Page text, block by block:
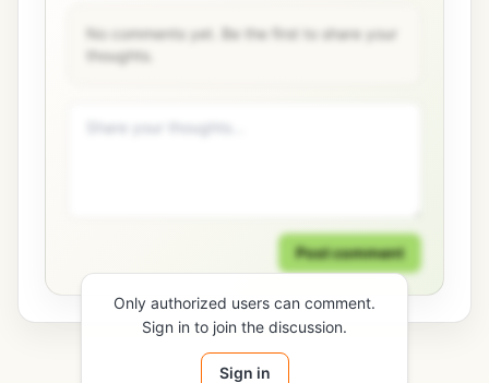
No comments yet. Be the first to share your
thoughts.
Post comment
Only authorized users can comment.
Sign in to join the discussion.
Sign in